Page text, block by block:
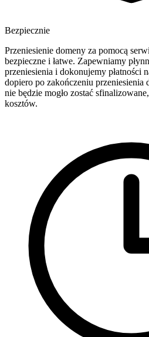
Bezpiecznie
Przeniesienie domeny za pomocą
bezpieczne i łatwe. Zapewniamy
przeniesienia i dokonujemy płatności
dopiero po zakończeniu przeniesienia
nie będzie mogło zostać
kosztów.